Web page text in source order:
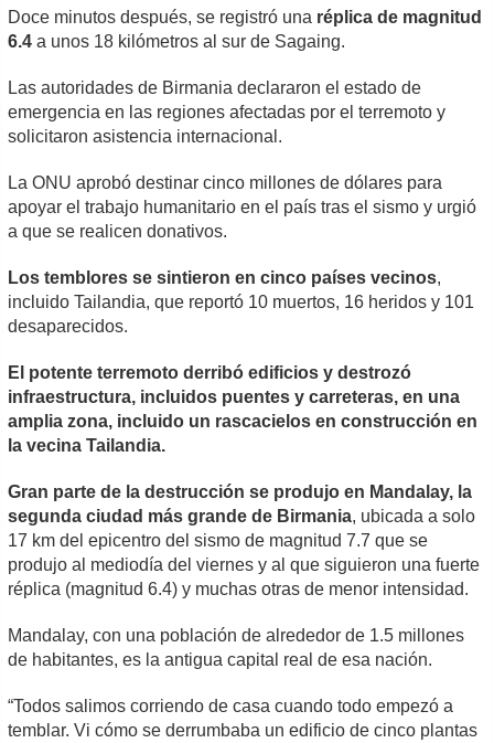
Doce minutos después, se registró una réplica de magnitud
6.4 a unos 18 kilómetros al sur de Sagaing.
Las autoridades de Birmania declararon el estado de
emergencia en las regiones afectadas por el terremoto y
solicitaron asistencia internacional.
La ONU aprobó destinar cinco millones de dólares para
apoyar el trabajo humanitario en el país tras el sismo y urgió
a que se realicen donativos.
Los temblores se sintieron en cinco países vecinos,
incluido Tailandia, que reportó 10 muertos, 16 heridos y 101
desaparecidos.
El potente terremoto derribó edificios y destrozó
infraestructura, incluidos puentes y carreteras, en una
amplia zona, incluido un rascacielos en construcción en
la vecina Tailandia.
Gran parte de la destrucción se produjo en Mandalay, la
segunda ciudad más grande de Birmania, ubicada a solo
17 km del epicentro del sismo de magnitud 7.7 que se
produjo al mediodía del viernes y al que siguieron una fuerte
réplica (magnitud 6.4) y muchas otras de menor intensidad.
Mandalay, con una población de alrededor de 1.5 millones
de habitantes, es la antigua capital real de esa nación.
“Todos salimos corriendo de casa cuando todo empezó a
temblar. Vi cómo se derrumbaba un edificio de cinco plantas